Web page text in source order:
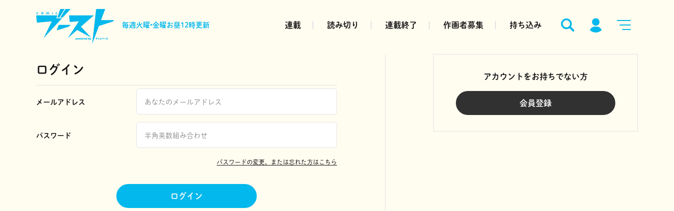
毎週火曜•金曜お昼12時更新 連載 読み切り 連載終了 作画者募集 持ち込み
ログイン
メールアドレス
パスワード
パスワードの変更、または忘れた方はこちら
ログイン
アカウントをお持ちでない方
会員登録